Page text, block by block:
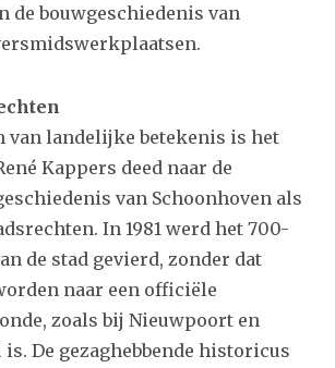
de bouwgeschiedenis van
van landelijke betekenis is het
Kappers deed naar de
van Schoonhoven als
In 1981 werd het 700-
de stad gevierd, zonder dat
naar een officiële
zoals bij Nieuwpoort en
is. De gezaghebbende historicus